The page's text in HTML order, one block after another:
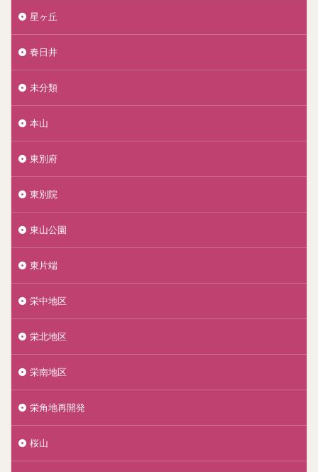
星ヶ丘
春日井
未分類
本山
東別府
東別院
東山公園
東片端
栄中地区
栄北地区
栄南地区
栄角地再開発
桜山